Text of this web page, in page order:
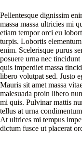
Pellentesque dignissim
massa massa ultricies mi
etiam tempor orci eu
turpis. Lobortis
enim. Scelerisque purus
posuere urna nec
quis imperdiet massa
libero volutpat sed. Justo
Mauris sit amet massa
malesuada proin libero
mi quis. Pulvinar mattis
tellus at urna
At ultrices mi tempus
dictum fusce ut placerat